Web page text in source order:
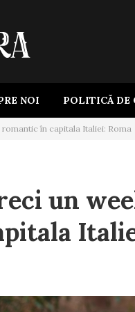
NOI POLITICĂ DE
în capitala Italiei: Roma
un